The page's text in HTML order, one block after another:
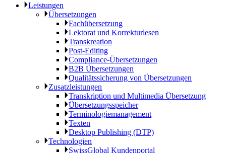
Leistungen
Übersetzungen
Fachübersetzung
Lektorat und Korrekturlesen
Transkreation
Post-Editing
Compliance-Übersetzungen
B2B Übersetzungen
Qualitätssicherung von Übersetzungen
Zusatzleistungen
Transkription und Multimedia Übersetzung
Übersetzungsspeicher
Terminologiemanagement
Texten
Desktop Publishing (DTP)
Technologien
SwissGlobal Kundenportal